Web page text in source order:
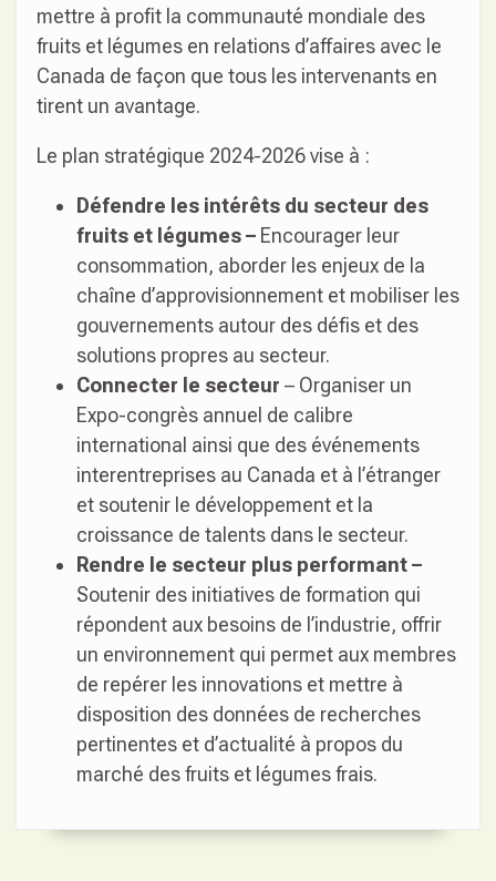
mettre à profit la communauté mondiale des
fruits et légumes en relations d’affaires avec le
Canada de façon que tous les intervenants en
tirent un avantage.
Le plan stratégique 2024-2026 vise à :
Défendre les intérêts du secteur des
fruits et légumes –Encourager leur
consommation, aborder les enjeux de la
chaîne d’approvisionnement et mobiliser les
gouvernements autour des défis et des
solutions propres au secteur.
Connecter le secteur – Organiser un
Expo-congrès annuel de calibre
international ainsi que des événements
interentreprises au Canada et à l’étranger
et soutenir le développement et la
croissance de talents dans le secteur.
Rendre le secteur plus performant –
Soutenir des initiatives de formation qui
répondent aux besoins de l’industrie, offrir
un environnement qui permet aux membres
de repérer les innovations et mettre à
disposition des données de recherches
pertinentes et d’actualité à propos du
marché des fruits et légumes frais.